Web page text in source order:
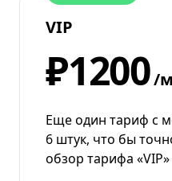
VIP
₽1200/
Еще один тариф с
6 штук, что бы
обзор тарифа